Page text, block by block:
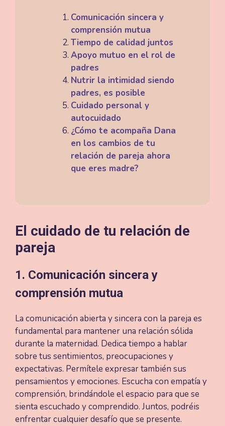
Comunicación sincera y
comprensión mutua
Tiempo de calidad juntos
Apoyo mutuo en el rol de
padres
Nutrir la intimidad siendo
padres, es posible
Cuidado personal y
autocuidado
¿Cómo te acompaña Dana
en los cambios de tu
relación de pareja ahora
que eres madre?
El cuidado de tu relación de
pareja
1. Comunicación sincera y
comprensión mutua
La comunicación abierta y sincera con la pareja es
fundamental para mantener una relación sólida
durante la maternidad. Dedica tiempo a hablar
sobre tus sentimientos, preocupaciones y
expectativas. Permítele expresar también sus
pensamientos y emociones. Escucha con empatía y
comprensión, brindándole el espacio para que se
sienta escuchado y comprendido. Juntos, podréis
enfrentar cualquier desafío que se presente.